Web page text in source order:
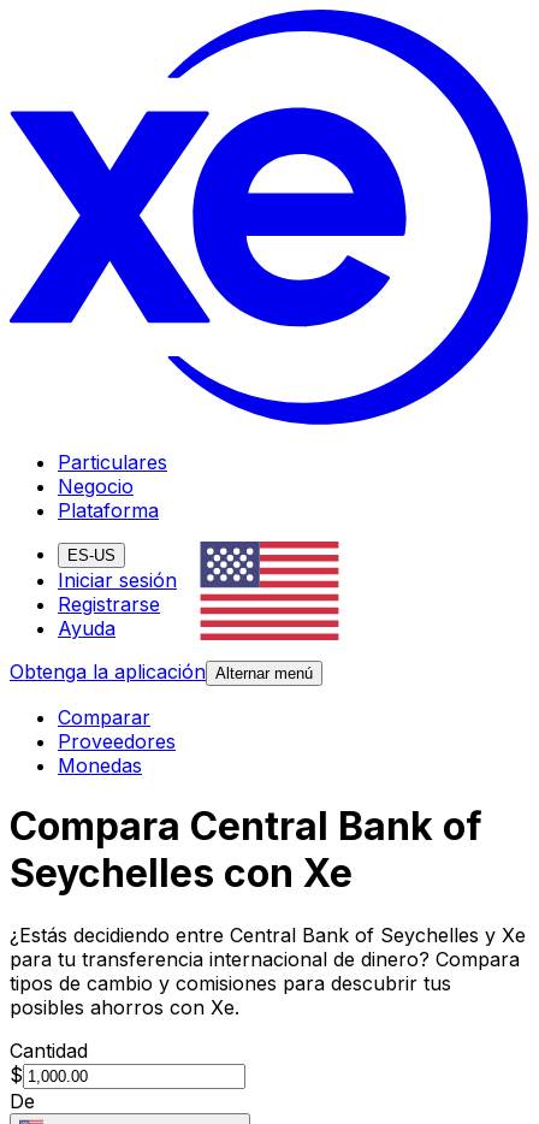
Particulares
Negocio
Plataforma
ES-US
Iniciar sesión
Registrarse
Ayuda
Obtenga la aplicación Alternar menú
Comparar
Proveedores
Monedas
Compara Central Bank of
Seychelles con Xe
¿Estás decidiendo entre Central Bank of Seychelles y Xe
para tu transferencia internacional de dinero? Compara
tipos de cambio y comisiones para descubrir tus
posibles ahorros con Xe.
Cantidad
$
De